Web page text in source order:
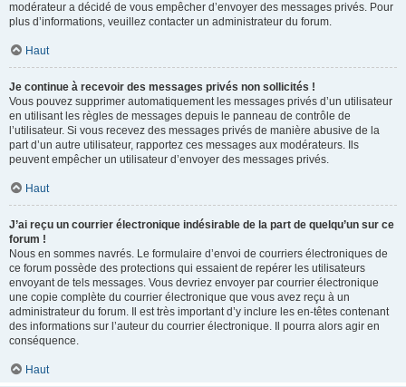
modérateur a décidé de vous empêcher d’envoyer des messages privés. Pour
plus d’informations, veuillez contacter un administrateur du forum.
Haut
Je continue à recevoir des messages privés non sollicités !
Vous pouvez supprimer automatiquement les messages privés d’un utilisateur
en utilisant les règles de messages depuis le panneau de contrôle de
l’utilisateur. Si vous recevez des messages privés de manière abusive de la
part d’un autre utilisateur, rapportez ces messages aux modérateurs. Ils
peuvent empêcher un utilisateur d’envoyer des messages privés.
Haut
J’ai reçu un courrier électronique indésirable de la part de quelqu’un sur ce
forum !
Nous en sommes navrés. Le formulaire d’envoi de courriers électroniques de
ce forum possède des protections qui essaient de repérer les utilisateurs
envoyant de tels messages. Vous devriez envoyer par courrier électronique
une copie complète du courrier électronique que vous avez reçu à un
administrateur du forum. Il est très important d’y inclure les en-têtes contenant
des informations sur l’auteur du courrier électronique. Il pourra alors agir en
conséquence.
Haut